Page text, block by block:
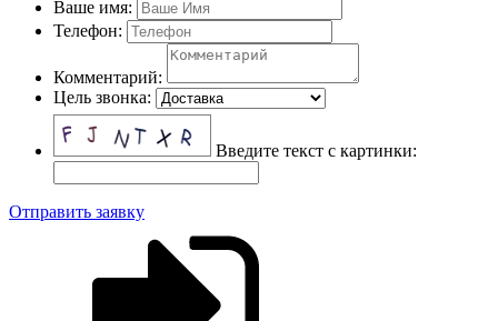
Ваше имя:
Телефон:
Комментарий:
Цель звонка:
Введите текст с картинки:
Отправить заявку